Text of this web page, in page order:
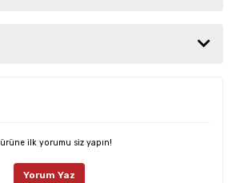
öneri formunu kullanarak tarafımıza
veya görüntülenemiyor.
daha pahalı.
Deneyimini Paylaş
ilk yorumu siz yapın!
Yorum Yaz